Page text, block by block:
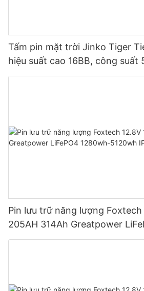
Tấm pin mặt trời Jinko Tiger
hiệu suất cao 16BB, công
watt, 630 watt, 650 watt,
Pin lưu trữ năng lượng Foxtech
205AH 314Ah Greatpower
5120wh IP65